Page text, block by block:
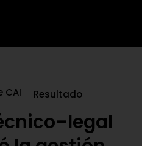
CAI Resultado